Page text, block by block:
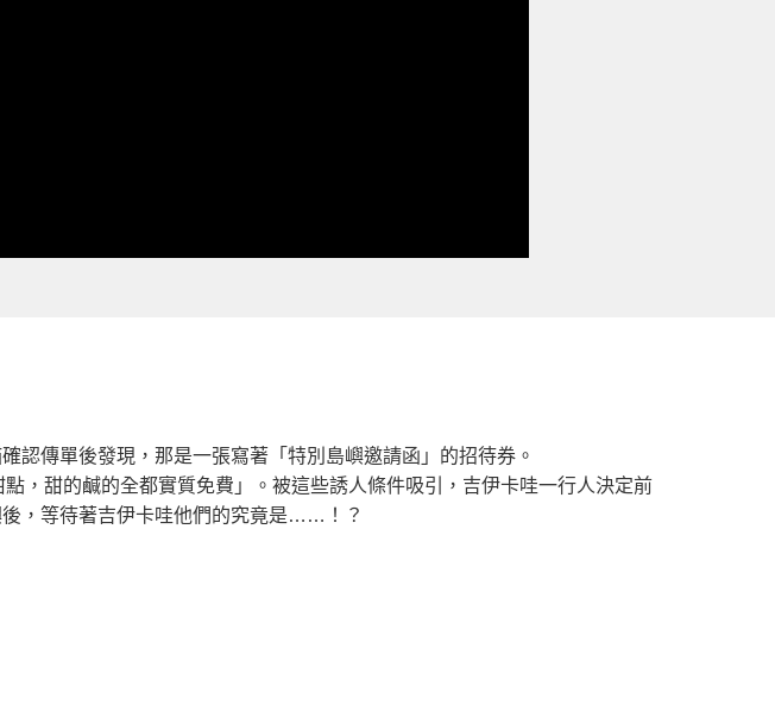
認傳單後發現，那是一張寫著「特別島嶼邀請函」的招待券。
，甜的鹹的全都實質免費」。被這些誘人條件吸引，吉伊卡哇一行人決定前
，等待著吉伊卡哇他們的究竟是……！？